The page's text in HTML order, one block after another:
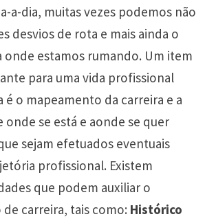
a-dia, muitas vezes podemos não
desvios de rota e mais ainda o
onde estamos rumando. Um item
para uma vida profissional
é o mapeamento da carreira e a
onde se está e aonde se quer
sejam efetuados eventuais
profissional. Existem
que podem auxiliar o
carreira, tais como: Histórico